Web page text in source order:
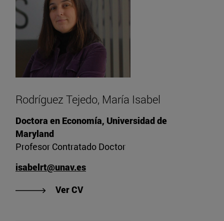
Rodríguez Tejedo, María Isabel
Doctora en Economía, Universidad de
Maryland
Profesor Contratado Doctor
isabelrt@unav.es
Ver CV"Ver CV de Rodríguez Tejedo,